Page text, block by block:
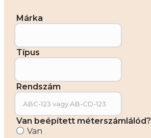
Márka
Típus
Rendszám
Van beépített méterszámlálód?
Van